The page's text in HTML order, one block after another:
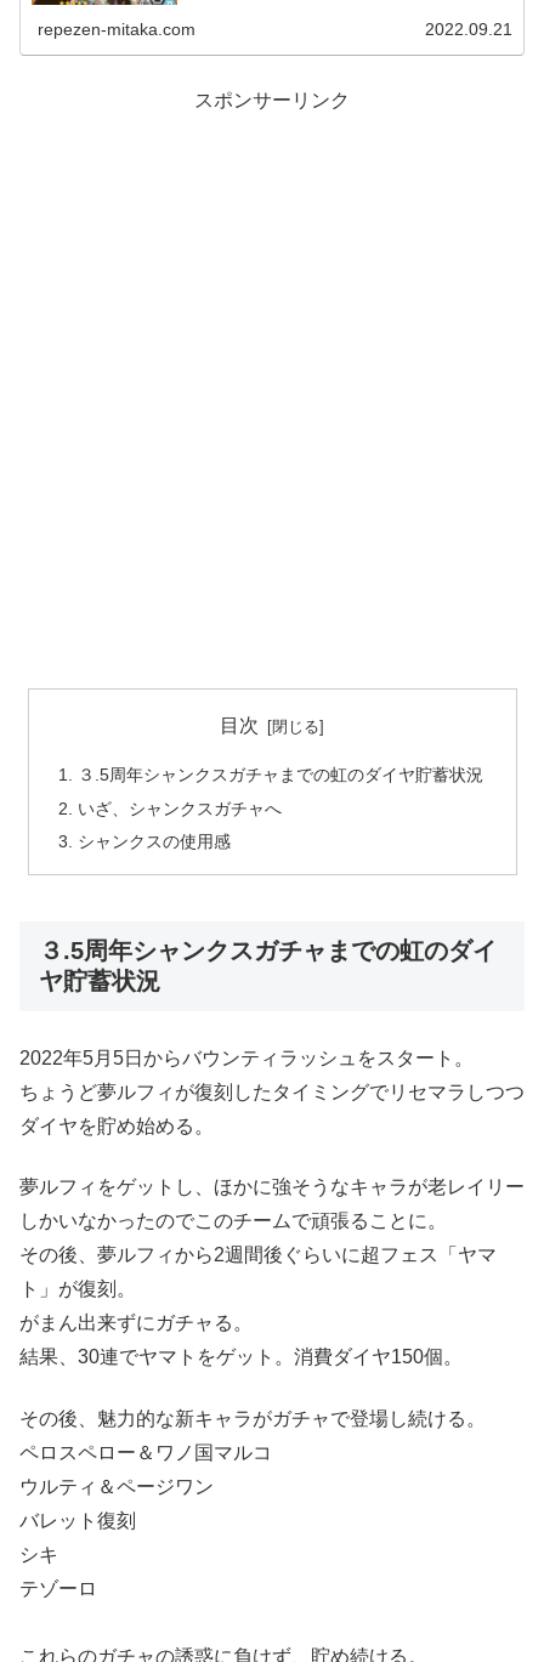
repezen-mitaka.com 2022.09.21
スポンサーリンク
目次
３.5周年シャンクスガチャまでの虹のダイヤ貯蓄状況
いざ、シャンクスガチャへ
シャンクスの使用感
３.5周年シャンクスガチャまでの虹のダイ
ヤ貯蓄状況
2022年5月5日からバウンティラッシュをスタート。
ちょうど夢ルフィが復刻したタイミングでリセマラしつつ
ダイヤを貯め始める。
夢ルフィをゲットし、ほかに強そうなキャラが老レイリー
しかいなかったのでこのチームで頑張ることに。
その後、夢ルフィから2週間後ぐらいに超フェス「ヤマ
ト」が復刻。
がまん出来ずにガチャる。
結果、30連でヤマトをゲット。消費ダイヤ150個。
その後、魅力的な新キャラがガチャで登場し続ける。
ペロスペロー＆ワノ国マルコ
ウルティ＆ページワン
バレット復刻
シキ
テゾーロ
これらのガチャの誘惑に負けず、貯め続ける。